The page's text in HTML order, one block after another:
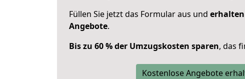
Füllen Sie jetzt das Formular aus und
Angebote.
Bis zu 60 % der Umzugskosten sparen, das
Kostenlose Angebote